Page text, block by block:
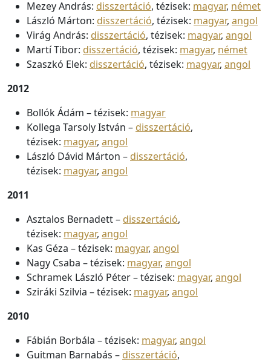
Mezey András: disszertáció, tézisek: magyar, német
László Márton: disszertáció, tézisek: magyar, angol
Virág András: disszertáció, tézisek: magyar, angol
Martí Tibor: disszertáció, tézisek: magyar, német
Szaszkó Elek: disszertáció, tézisek: magyar, angol
2012
Bollók Ádám – tézisek: magyar
Kollega Tarsoly István – disszertáció,
tézisek: magyar, angol
László Dávid Márton – disszertáció,
tézisek: magyar, angol
2011
Asztalos Bernadett – disszertáció,
tézisek: magyar, angol
Kas Géza – tézisek: magyar, angol
Nagy Csaba – tézisek: magyar, angol
Schramek László Péter – tézisek: magyar, angol
Sziráki Szilvia – tézisek: magyar, angol
2010
Fábián Borbála – tézisek: magyar, angol
Guitman Barnabás – disszertáció,